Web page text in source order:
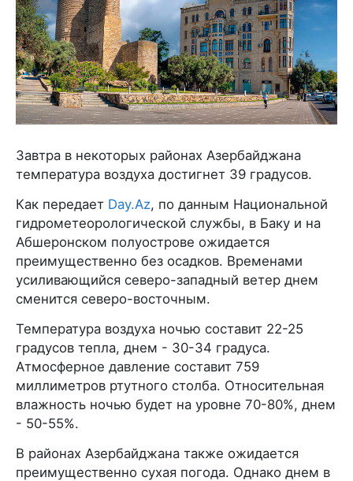
Завтра в некоторых районах Азербайджана
температура воздуха достигнет 39 градусов.
Как передает Day.Az, по данным Национальной
гидрометеорологической службы, в Баку и на
Абшеронском полуострове ожидается
преимущественно без осадков. Временами
усиливающийся северо-западный ветер днем
сменится северо-восточным.
Температура воздуха ночью составит 22-25
градусов тепла, днем - 30-34 градуса.
Атмосферное давление составит 759
миллиметров ртутного столба. Относительная
влажность ночью будет на уровне 70-80%, днем
- 50-55%.
В районах Азербайджана также ожидается
преимущественно сухая погода. Однако днем в